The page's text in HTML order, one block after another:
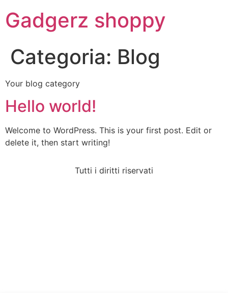
Gadgerz shoppy
Categoria: Blog
Your blog category
Hello world!
Welcome to WordPress. This is your first post. Edit or
delete it, then start writing!
Tutti i diritti riservati